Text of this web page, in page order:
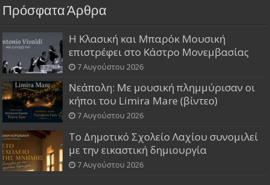
Πρόσφατα Άρθρα
Η Κλασική και Μπαρόκ Μουσική
επιστρέφει στο Κάστρο Μονεμβασίας
7 Αυγούστου 2026
Νεάπολη: Με μουσική πλημμύρισαν οι
κήποι του Limira Mare (βίντεο)
7 Αυγούστου 2026
Το Δημοτικό Σχολείο Λαχίου συνομιλεί
με την εικαστική δημιουργία
7 Αυγούστου 2026